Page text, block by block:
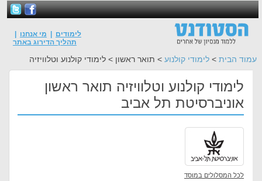
לימודים מי אנחנו
תהליך הדירוג באתר
עמוד הבית > לימודי קולנוע > תואר ראשון > לימודי קולנוע וטלוויזיה
לימודי קולנוע וטלוויזיה תואר ראשון
אוניברסיטת תל אביב
לכל המסלולים במוסד